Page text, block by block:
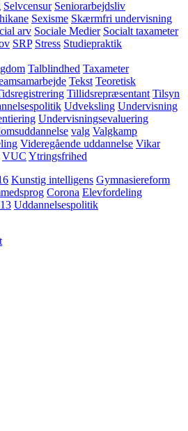
Selvcensur Seniorarbejdsliv
Sexisme Skærmfri undervisning
arv Sociale Medier Socialt taxameter
SRP Stress Studiepraktik
Talblindhed Taxameter
Tekst Teoretisk
Tillidsrepræsentant Tilsyn
Udveksling Undervisning
Undervisningsevaluering
valg Valgkamp
Videregående uddannelse Vikar
VUC Ytringsfrihed
Kunstig intelligens Gymnasiereform
Corona Elevfordeling
Uddannelsespolitik